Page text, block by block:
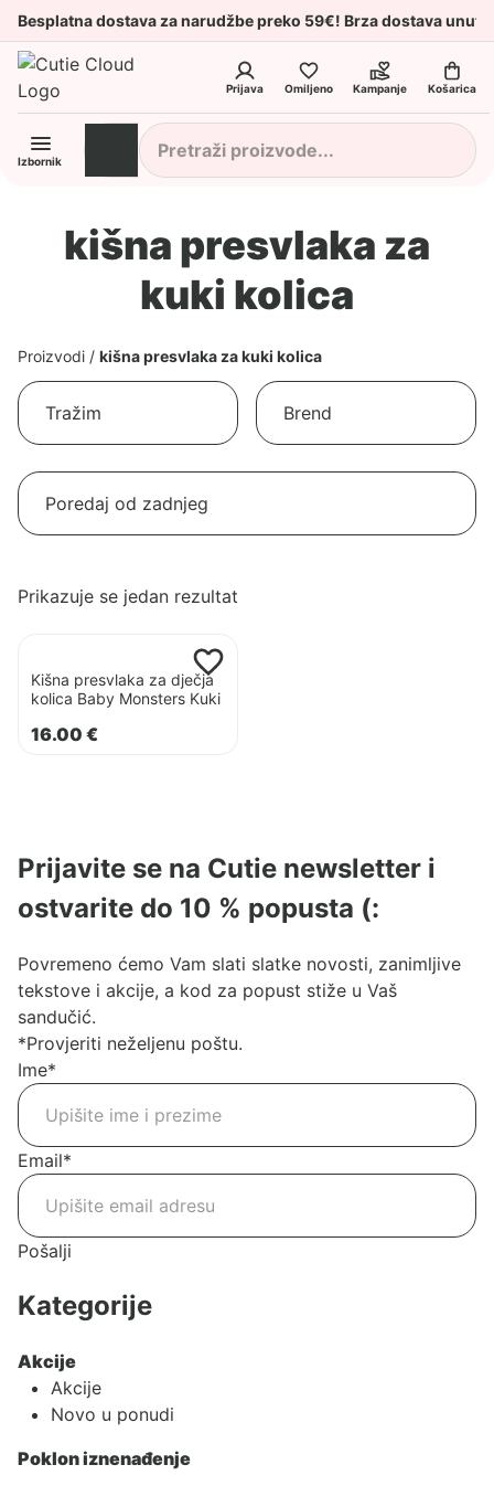
Besplatna dostava za narudžbe preko 59€! Brza dostava
Prijava Omiljeno Kampanje Košarica
Izbornik
kišna presvlaka za
kuki kolica
Proizvodi / kišna presvlaka za kuki kolica
Prikazuje se jedan rezultat
proizvod
Kišna
presvlaka
Monsters
Kuki
Kišna presvlaka za dječja
kolica Baby Monsters Kuki
16.00 €
Prijavite se na Cutie newsletter i
ostvarite do 10 % popusta (:
Povremeno ćemo Vam slati slatke novosti, zanimljive
tekstove i akcije, a kod za popust stiže u Vaš
sandučić.
*Provjeriti neželjenu poštu.
Ime*
Email*
Pošalji
Kategorije
Akcije
Akcije
Novo u ponudi
Poklon iznenađenje